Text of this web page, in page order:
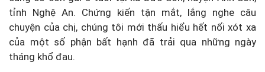
tỉnh Nghệ An. Chứng kiến tận mắt, lắng nghe câu
chuyện của chị, chúng tôi mới thấu hiểu hết nối xót xa
của một số phận bất hạnh đã trải qua những ngày
tháng khổ đau.